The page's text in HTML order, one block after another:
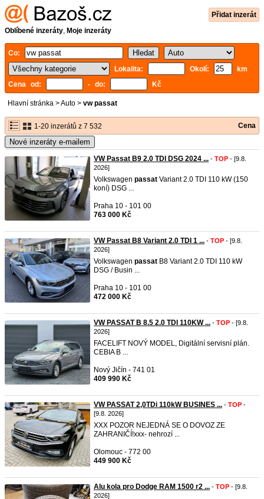
Přidat inzerát
Oblíbené inzeráty, Moje inzeráty
Co:
Lokalita:
Okolí:
km
Cena od:
- do: Kč
Hlavní stránka >Auto > vw passat
1-20 inzerátů z 7 532 Cena
Nové inzeráty e-mailem
VW Passat B9 2.0 TDI DSG 2024 ... - TOP - [9.8.
2026]
Volkswagen passat Variant 2.0 TDI 110 kW (150
koní) DSG ...
Praha 10 - 101 00
763 000 Kč
VW Passat B8 Variant 2.0 TDI 1 ... - TOP - [9.8.
2026]
Volkswagen passat B8 Variant 2.0 TDI 110 kW
DSG / Busin ...
Praha 10 - 101 00
472 000 Kč
VW PASSAT B 8.5 2.0 TDI 110KW ... - TOP - [9.8.
2026]
FACELIFT NOVÝ MODEL, Digitální servisní plán.
CEBIA B ...
Nový Jičín - 741 01
409 990 Kč
VW PASSAT 2,0TDi 110kW BUSINES ... - TOP -
[9.8. 2026]
XXX POZOR NEJEDNÁ SE O DOVOZ ZE
ZAHRANIČÍ!xxx- nehrozí ...
Olomouc - 772 00
449 900 Kč
Alu kola pro Dodge RAM 1500 r2 ... - TOP - [9.8.
2026]